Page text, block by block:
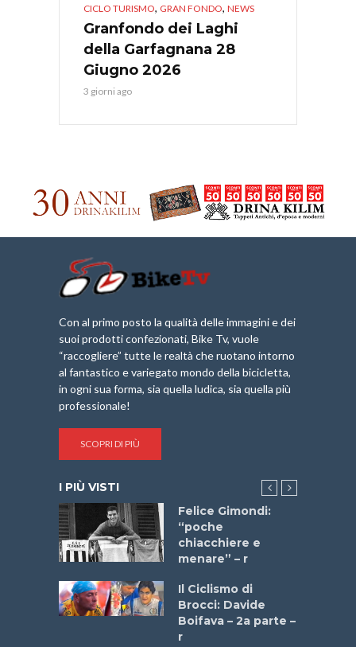
CICLO TURISMO, GRAN FONDO, NEWS
Granfondo dei Laghi
della Garfagnana 28
Giugno 2026
3 giorni ago
Con al primo posto la qualità delle immagini e dei
suoi prodotti confezionati, Bike Tv, vuole
“raccogliere” tutte le realtà che ruotano intorno
al fantastico e variegato mondo della bicicletta,
in ogni sua forma, sia quella ludica, sia quella più
professionale!
SCOPRI DI PIÙ
I PIÙ VISTI
Felice Gimondi:
“poche
chiacchiere e
menare” – r
Il Ciclismo di
Brocci: Davide
Boifava – 2a parte –
r